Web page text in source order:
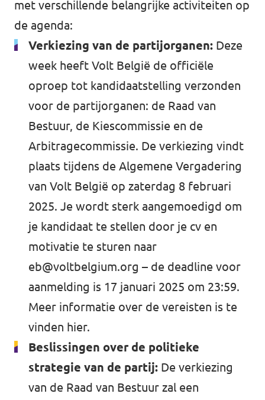
met verschillende belangrijke activiteiten op
de agenda:
Verkiezing van de partijorganen: Deze
week heeft Volt België de officiële
oproep tot kandidaatstelling verzonden
voor de partijorganen: de Raad van
Bestuur, de Kiescommissie en de
Arbitragecommissie. De verkiezing vindt
plaats tijdens de Algemene Vergadering
van Volt België op zaterdag 8 februari
2025. Je wordt sterk aangemoedigd om
je kandidaat te stellen door je cv en
motivatie te sturen naar
eb@voltbelgium.org – de deadline voor
aanmelding is 17 januari 2025 om 23:59.
Meer informatie over de vereisten is te
vinden hier.
Beslissingen over de politieke
strategie van de partij: De verkiezing
van de Raad van Bestuur zal een